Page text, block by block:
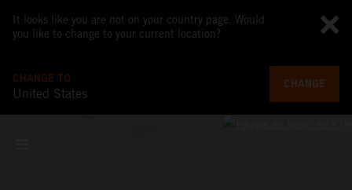
It looks like you are not on your country page. Would
you like to change to your current location?
CHANGE TO
United States
CHANGE